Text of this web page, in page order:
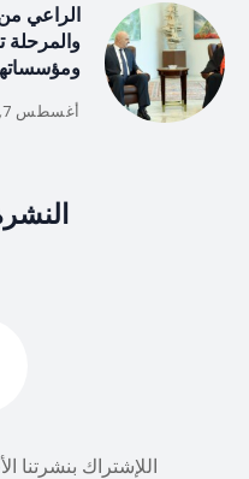
الراعي من
والمرحلة
أغسطس 7, 2026
اللإشتراك بنشرتنا